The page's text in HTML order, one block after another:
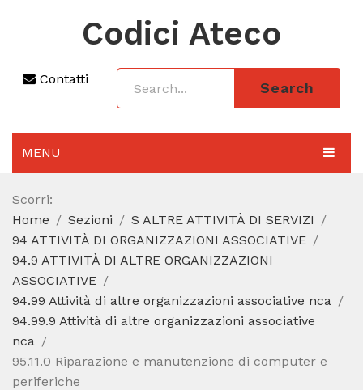
Codici Ateco
Contatti
Search
MENU
AGGIORNAMENTO 2025
SEZIONI
CODICE ATECO A COSA SERVE
REGIME FORFETTARIO
CODICE FISCALE
Scorri:
Home
Sezioni
S ALTRE ATTIVITÀ DI SERVIZI
94 ATTIVITÀ DI ORGANIZZAZIONI ASSOCIATIVE
94.9 ATTIVITÀ DI ALTRE ORGANIZZAZIONI
ASSOCIATIVE
94.99 Attività di altre organizzazioni associative nca
94.99.9 Attività di altre organizzazioni associative
nca
95.11.0 Riparazione e manutenzione di computer e
periferiche